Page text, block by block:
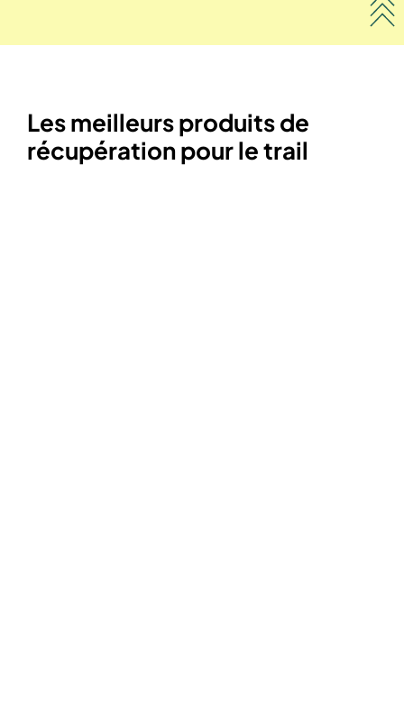
Les meilleurs produits de
récupération pour le trail